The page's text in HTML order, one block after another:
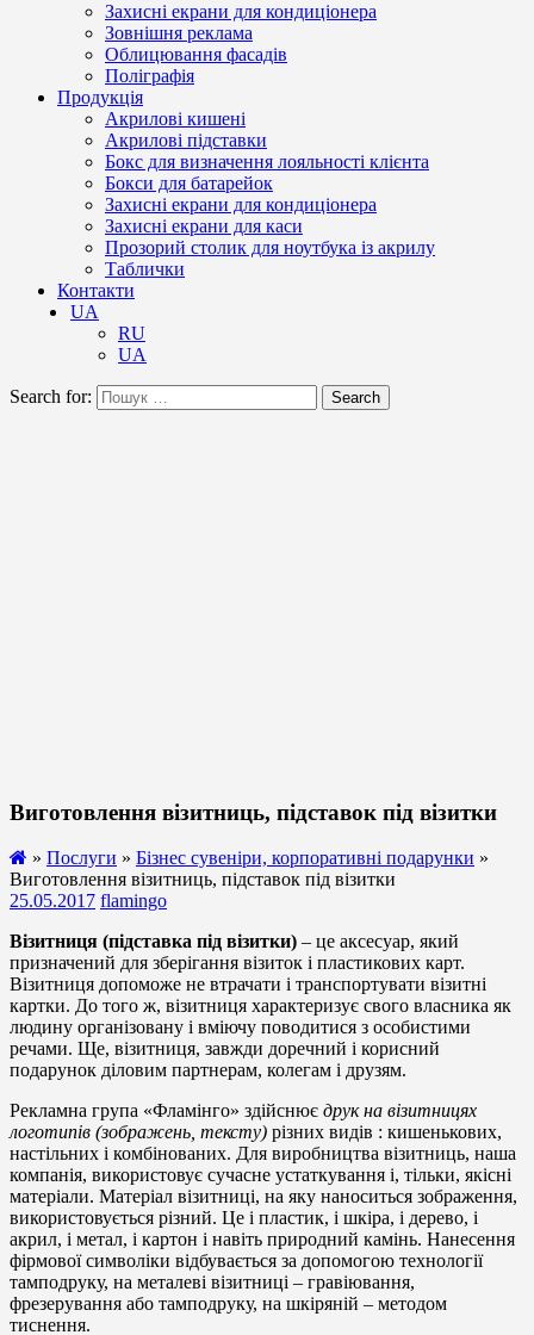
Захисні екрани для кондиціонера
Зовнішня реклама
Облицювання фасадів
Поліграфія
Продукція
Акрилові кишені
Акрилові підставки
Бокс для визначення лояльності клієнта
Бокси для батарейок
Захисні екрани для кондиціонера
Захисні екрани для каси
Прозорий столик для ноутбука із акрилу
Таблички
Контакти
UA
RU
UA
Search for: Search
Виготовлення візитниць, підставок під візитки
» Послуги » Бізнес сувеніри, корпоративні подарунки »
Виготовлення візитниць, підставок під візитки
25.05.2017 flamingo
Візитниця (підставка під візитки) – це аксесуар, який
призначений для зберігання візиток і пластикових карт.
Візитниця допоможе не втрачати і транспортувати візитні
картки. До того ж, візитниця характеризує свого власника як
людину організовану і вміючу поводитися з особистими
речами. Ще, візитниця, завжди доречний і корисний
подарунок діловим партнерам, колегам і друзям.
Рекламна група «Фламінго» здійснює друк на візитницях
логотипів (зображень, тексту) різних видів : кишенькових,
настільних і комбінованих. Для виробництва візитниць, наша
компанія, використовує сучасне устаткування і, тільки, якісні
матеріали. Матеріал візитниці, на яку наноситься зображення,
використовується різний. Це і пластик, і шкіра, і дерево, і
акрил, і метал, і картон і навіть природний камінь. Нанесення
фірмової символіки відбувається за допомогою технології
тамподруку, на металеві візитниці – гравіювання,
фрезерування або тамподруку, на шкіряній – методом
тиснення.